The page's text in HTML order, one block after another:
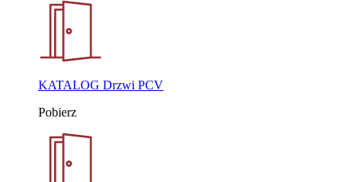
KATALOG Drzwi PCV
Pobierz